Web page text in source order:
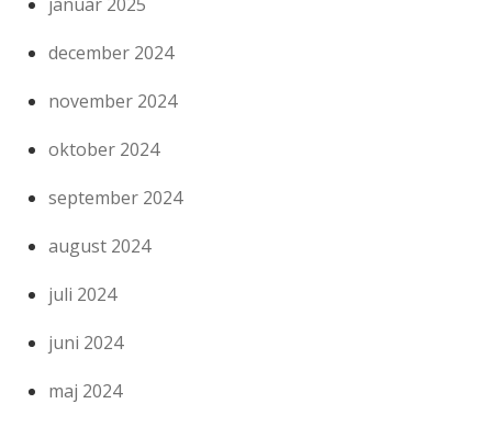
december 2024
november 2024
oktober 2024
september 2024
august 2024
juli 2024
juni 2024
maj 2024